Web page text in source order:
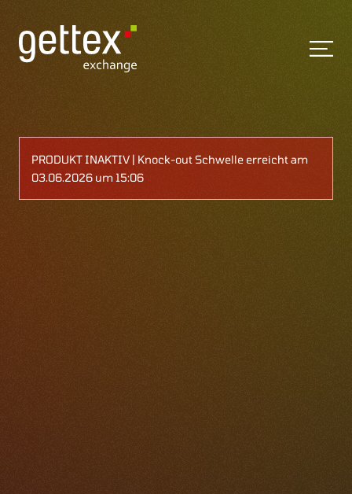
PRODUKT INAKTIV | Knock-out Schwelle erreicht am
03.06.2026 um 15:06